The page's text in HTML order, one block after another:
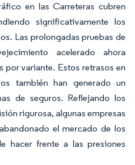
en las Carreteras cubren
significativamente los
Las prolongadas pruebas de
acelerado ahora
por variante. Estos retrasos en
también han generado un
de seguros. Reflejando los
rigurosa, algunas empresas
el mercado de los
hacer frente a las presiones